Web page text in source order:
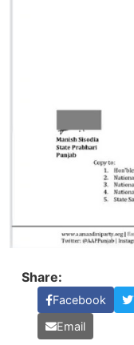
Share:
Facebook
Email